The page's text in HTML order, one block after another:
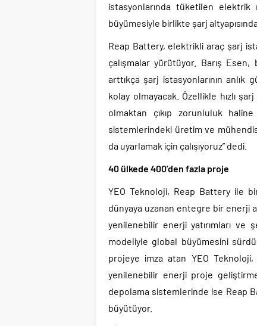
istasyonlarında tüketilen elektrik
büyümesiyle birlikte şarj
Reap Battery, elektrikli araç şarj
çalışmalar yürütüyor. Barış
arttıkça şarj istasyonlarının anlık
kolay olmayacak. Özellikle hızlı
olmaktan çıkıp zorunluluk
sistemlerindeki üretim ve
da uyarlamak için çalışıyoruz” dedi.
40 ülkede 400’den fazla proje
YEO Teknoloji, Reap Battery ile
dünyaya uzanan entegre bir enerji
yenilenebilir enerji yatırımları ve
modeliyle global büyümesini
projeye imza atan YEO Teknoloji,
yenilenebilir enerji proje
depolama sistemlerinde ise Reap
büyütüyor.